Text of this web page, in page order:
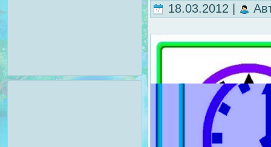
18.03.2012 |